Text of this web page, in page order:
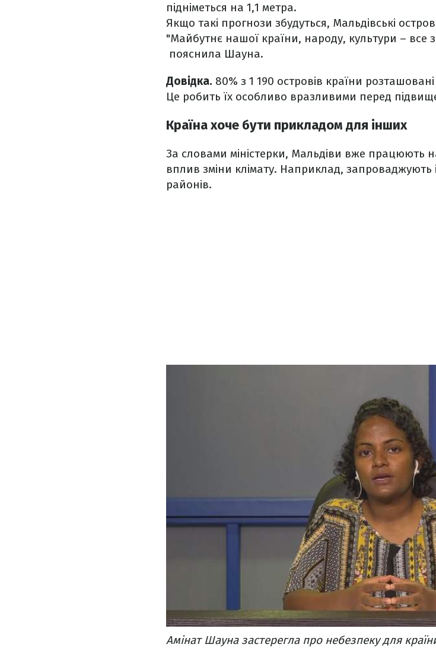
підніметься на 1,1 метра.
Якщо такі прогнози збудуться, Мальдівські
"Майбутнє нашої країни, народу, культури – все
пояснила Шауна.
Довідка. 80% з 1 190 островів країни
Це робить їх особливо вразливими перед
Країна хоче бути прикладом для інших
За словами міністерки, Мальдіви вже працюють
вплив зміни клімату. Наприклад,
районів.
Амінат Шауна застерегла про небезпеку для